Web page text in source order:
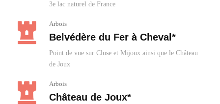
3e lac naturel de France
Arbois
Belvédère du Fer à Cheval*
Point de vue sur Cluse et Mijoux ainsi que le Château
de Joux
Arbois
Château de Joux*